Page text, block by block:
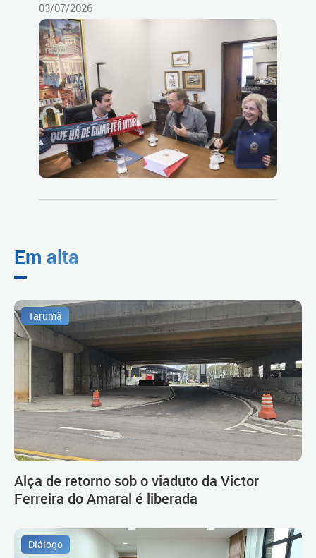
03/07/2026
Em alta
Tarumã
Alça de retorno sob o viaduto da Victor
Ferreira do Amaral é liberada
Diálogo